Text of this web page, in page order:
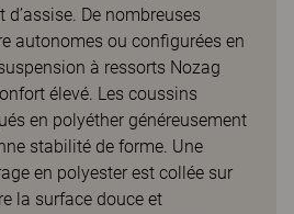
De nombreuses
autonomes ou configurées en
à ressorts Nozag
élevé. Les coussins
en polyéther généreusement
stabilité de forme. Une
en polyester est collée sur
la surface douce et